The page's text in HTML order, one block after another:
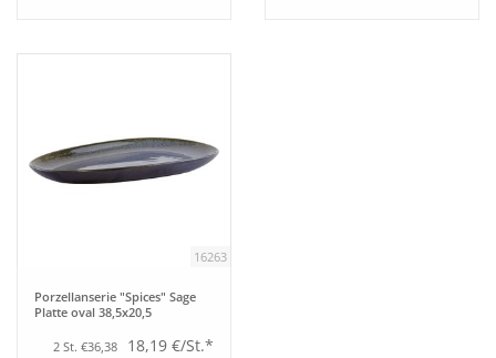
16263
Porzellanserie "Spices" Sage
Platte oval 38,5x20,5
2 St. €36,38 18,19 €/St.*